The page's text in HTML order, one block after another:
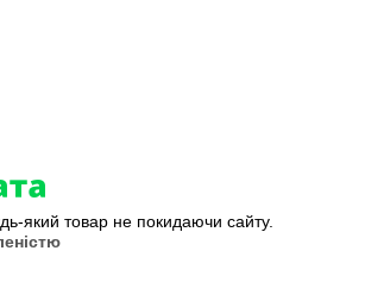
який товар не покидаючи сайту.